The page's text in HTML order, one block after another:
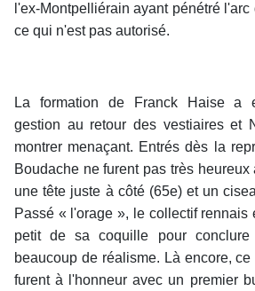
l'ex-Montpelliérain ayant pénétré l'arc
ce qui n'est pas autorisé.
La formation de Franck Haise a
gestion au retour des vestiaires et
montrer menaçant. Entrés dès la
Boudache ne furent pas très
une tête juste à côté (65e) et un
Passé « l'orage », le collectif rennais
petit de sa coquille pour conclure
beaucoup de réalisme. Là encore,
furent à l'honneur avec un premier